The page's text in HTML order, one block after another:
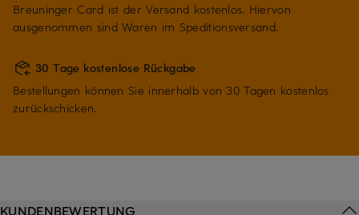
Breuninger Card ist der Versand kostenlos. Hiervon
ausgenommen sind Waren im Speditionsversand.
30 Tage kostenlose Rückgabe
Bestellungen können Sie innerhalb von 30 Tagen kostenlos
zurückschicken.
KUNDENBEWERTUNG